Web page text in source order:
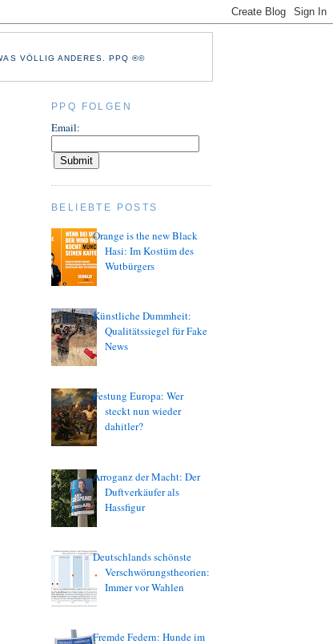
VÖLLIG ANDERES. PPQ ®©
PPQ FOLGEN
Email:
BELIEBTE POSTS
Orange is the new Black
Hasi: Im Kostüm des
Wutbürgers
Künstliche Dummheit:
Qualitätssiegel für Fake
News
Festung Europa: Wer
steckt nun wieder
dahitler?
Arroganz der Macht: Der
Duftverkäufer als
Hassfigur
Deutschlands schönste
Verschwörungstheorien:
Immer vor Wahlen
Fremde Federn: Hunde im